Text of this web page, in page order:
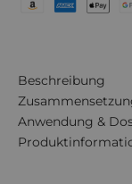
Beschreibung
Anwendung &